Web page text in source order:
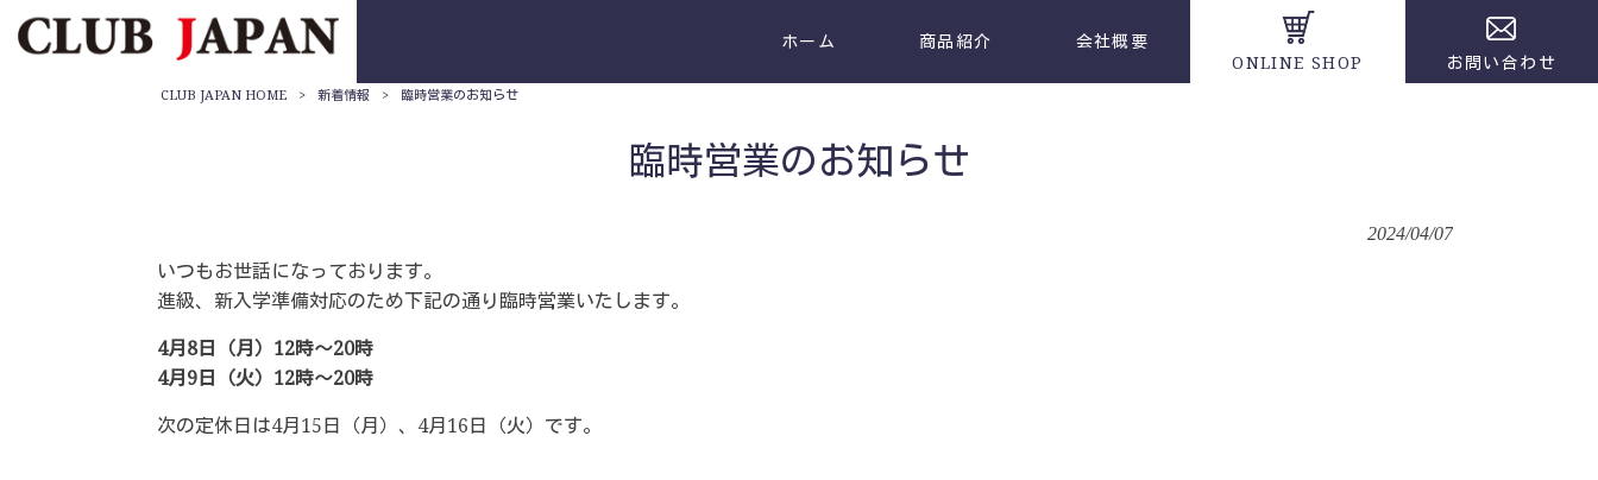
ホーム 商品紹介
会社概要
ONLINE SHOP
お問い合わせ
CLUB JAPAN HOME > 新着情報 > 臨時営業のお知らせ
臨時営業のお知らせ
2024/04/07
いつもお世話になっております。
進級、新入学準備対応のため下記の通り臨時営業いたします。
4月8日（月）12時～20時
4月9日（火）12時～20時
次の定休日は4月15日（月）、4月16日（火）です。